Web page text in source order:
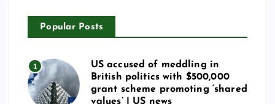
Popular Posts
1
US accused of meddling in
British politics with $500,000
grant scheme promoting ‘shared
values’ | US news